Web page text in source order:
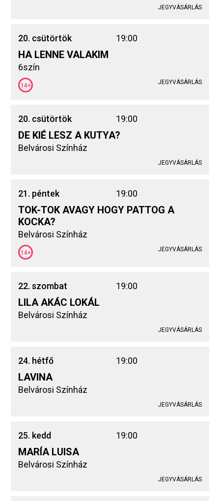
JEGYVÁSÁRLÁS
20. csütörtök 19:00
HA LENNE VALAKIM
6szín
14+ JEGYVÁSÁRLÁS
20. csütörtök 19:00
DE KIÉ LESZ A KUTYA?
Belvárosi Színház
JEGYVÁSÁRLÁS
21. péntek 19:00
TOK-TOK AVAGY HOGY PATTOG A
KOCKA?
Belvárosi Színház
14+ JEGYVÁSÁRLÁS
22. szombat 19:00
LILA AKÁC LOKÁL
Belvárosi Színház
JEGYVÁSÁRLÁS
24. hétfő 19:00
LAVINA
Belvárosi Színház
JEGYVÁSÁRLÁS
25. kedd 19:00
MARÍA LUISA
Belvárosi Színház
JEGYVÁSÁRLÁS